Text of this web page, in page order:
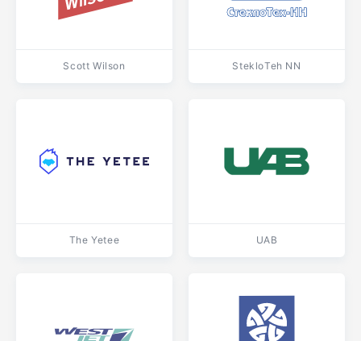
Scott Wilson StekloTeh NN
The Yetee UAB